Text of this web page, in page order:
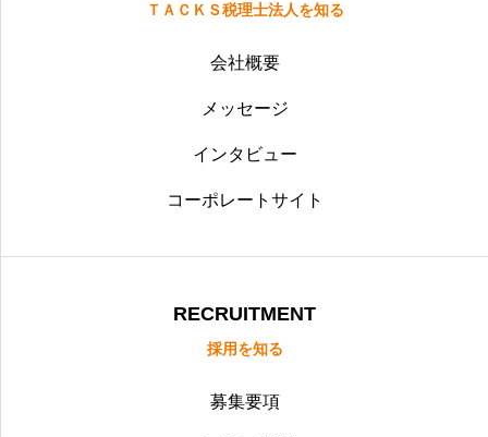
ＴＡＣＫＳ税理士法人を知る
会社概要
メッセージ
インタビュー
コーポレートサイト
RECRUITMENT
採用を知る
募集要項